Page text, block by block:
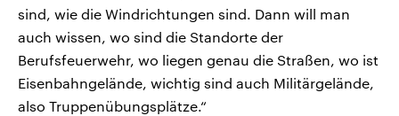
sind, wie die Windrichtungen sind. Dann will man
auch wissen, wo sind die Standorte der
Berufsfeuerwehr, wo liegen genau die Straßen, wo ist
Eisenbahngelände, wichtig sind auch Militärgelände,
also Truppenübungsplätze.“